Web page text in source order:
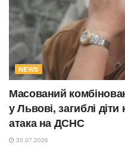
NEWS
Масований
у Львові, загиблі
атака на ДСНС
30.07.2026